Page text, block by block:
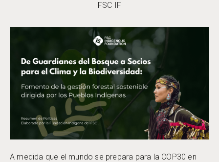
FSC IF
A medida que el mundo se prepara para la COP30 en